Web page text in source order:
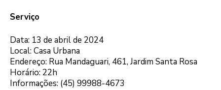
Serviço
Data: 13 de abril de 2024
Local: Casa Urbana
Endereço: Rua Mandaguari, 461, Jardim Santa Rosa
Horário: 22h
Informações: (45) 99988-4673